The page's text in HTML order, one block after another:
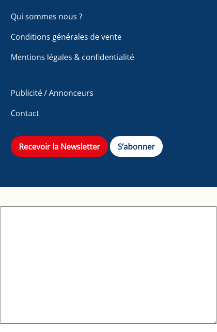
Qui sommes nous ?
Conditions générales de vente
Mentions légales & confidentialité
Publicité / Annonceurs
Contact
Recevoir la Newsletter S’abonner